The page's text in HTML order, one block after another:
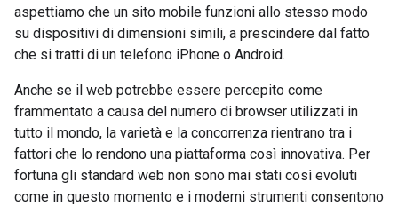
aspettiamo che un sito mobile funzioni allo stesso modo
su dispositivi di dimensioni simili, a prescindere dal fatto
che si tratti di un telefono iPhone o Android.
Anche se il web potrebbe essere percepito come
frammentato a causa del numero di browser utilizzati in
tutto il mondo, la varietà e la concorrenza rientrano tra i
fattori che lo rendono una piattaforma così innovativa. Per
fortuna gli standard web non sono mai stati così evoluti
come in questo momento e i moderni strumenti consentono